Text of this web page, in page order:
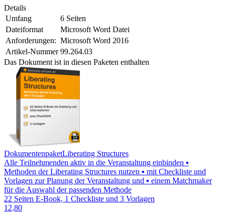
Details
Umfang
6 Seiten
Dateiformat
Microsoft Word Datei
Anforderungen: Microsoft Word 2016
Artikel-Nummer 99.264.03
Das Dokument ist in diesen Paketen enthalten
DokumentenpaketLiberating Structures
Alle Teilnehmenden aktiv in die Veranstaltung einbinden ▪
Methoden der Liberating Structures nutzen ▪ mit Checkliste und
Vorlagen zur Planung der Veranstaltung und ▪ einem Matchmaker
für die Auswahl der passenden Methode
22 Seiten E-Book, 1 Checkliste und 3 Vorlagen
12,80